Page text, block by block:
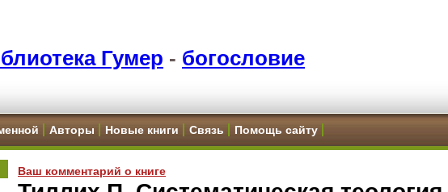
Гумер - богословие
Авторы Новые книги Связь Помощь сайту
Ваш комментарий о книге